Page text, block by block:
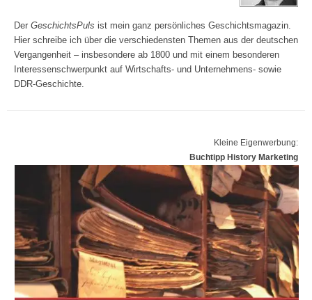
Der GeschichtsPuls ist mein ganz persönliches Geschichtsmagazin.
Hier schreibe ich über die verschiedensten Themen aus der deutschen
Vergangenheit – insbesondere ab 1800 und mit einem besonderen
Interessenschwerpunkt auf Wirtschafts- und Unternehmens- sowie
DDR-Geschichte.
Kleine Eigenwerbung:
Buchtipp History Marketing